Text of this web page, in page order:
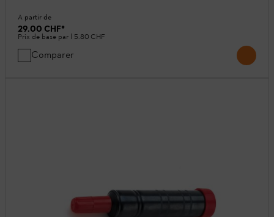
A partir de
29.00 CHF*
Prix de base par l 5.80 CHF
Comparer